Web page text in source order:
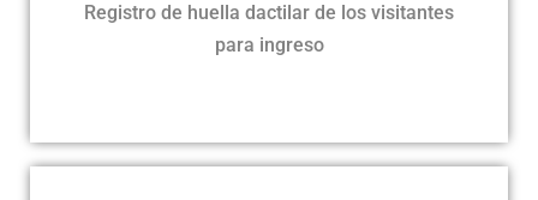
Registro de huella dactilar de los visitantes
para ingreso
del horario habilitado